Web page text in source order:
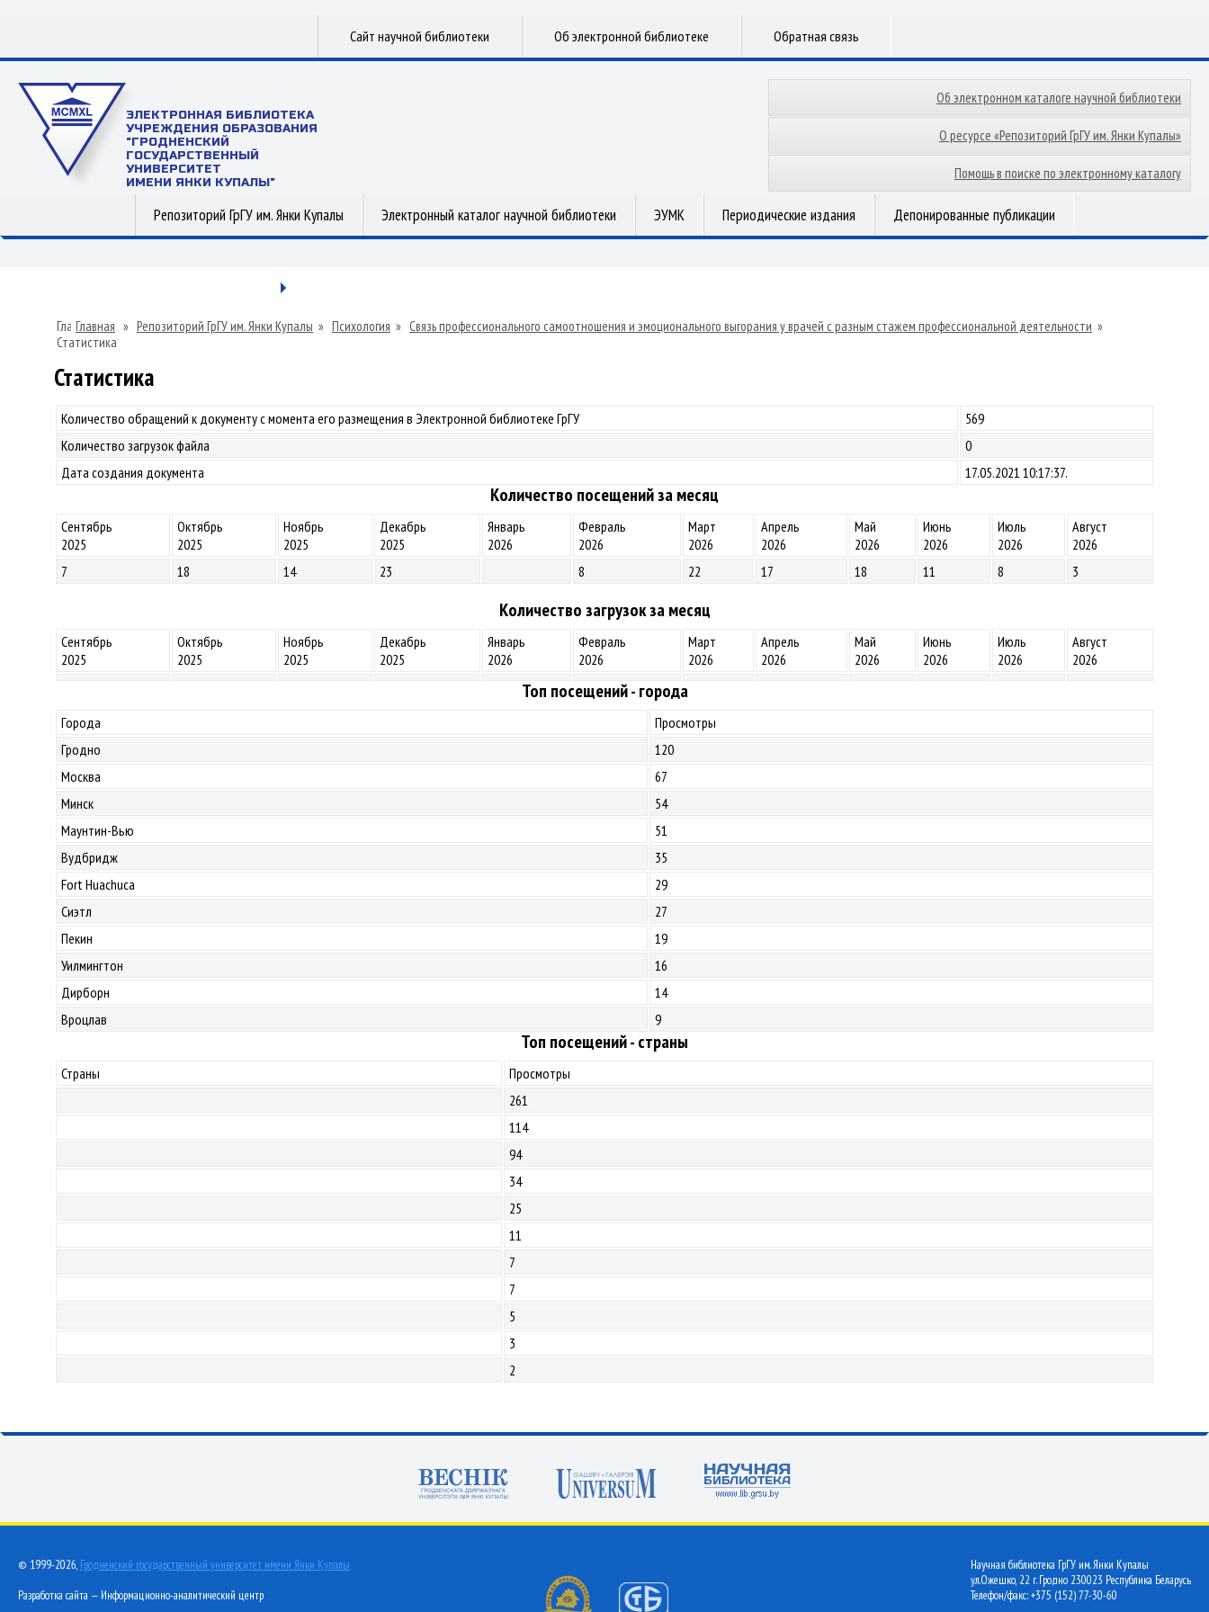
Сайт научной библиотеки Об электронной библиотеке Обратная связь
ЭЛЕКТРОННАЯ БИБЛИОТЕКА
УЧРЕЖДЕНИЯ ОБРАЗОВАНИЯ
"ГРОДНЕНСКИЙ
ГОСУДАРСТВЕННЫЙ
УНИВЕРСИТЕТ
ИМЕНИ ЯНКИ КУПАЛЫ"
Об электронном каталоге научной библиотеки
О ресурсе «Репозиторий ГрГУ им. Янки Купалы»
Помощь в поиске по электронному каталогу
Репозиторий ГрГУ им. Янки Купалы Электронный каталог научной библиотеки ЭУМК Периодические издания Депонированные публикации
Главная » Репозиторий ГрГУ им. Янки Купалы » Психология » Связь профессионального самоотношения и эмоционального выгорания у врачей с разным стажем профессиональной деятельности »
Статистика
Статистика
Количество обращений к документу с момента его размещения в Электронной библиотеке ГрГУ
569
Количество загрузок файла
0
Дата создания документа
17.05.2021 10:17:37.
Количество посещений за месяц
Сентябрь
2025
Октябрь
2025
Ноябрь
2025
Декабрь
2025
Январь
2026
Февраль
2026
Март
2026
Апрель
2026
Май
2026
Июнь
2026
Июль
2026
Август
2026
7
18 14 23 8 22 17 18 11 8 3
Количество загрузок за месяц
Сентябрь
2025
Октябрь
2025
Ноябрь
2025
Декабрь
2025
Январь
2026
Февраль
2026
Март
2026
Апрель
2026
Май
2026
Июнь
2026
Июль
2026
Август
2026
Топ посещений - города
Города
Просмотры
Гродно
120
Москва
67
Минск
54
Маунтин-Вью
51
Вудбридж
35
Fort Huachuca
29
Сиэтл
27
Пекин
19
Уилмингтон
16
Дирборн
14
Вроцлав
9
Топ посещений - страны
Страны
Просмотры
261
114
94
34
25
11
7
7
5
3
2
© 1999-2026, Гродненский государственный университет имени Янки Купалы
Разработка сайта — Информационно-аналитический центр
Научная библиотека ГрГУ им. Янки Купалы
ул.Ожешко, 22 г. Гродно 230023 Республика Беларусь
Телефон/факс: +375 (152) 77-30-60